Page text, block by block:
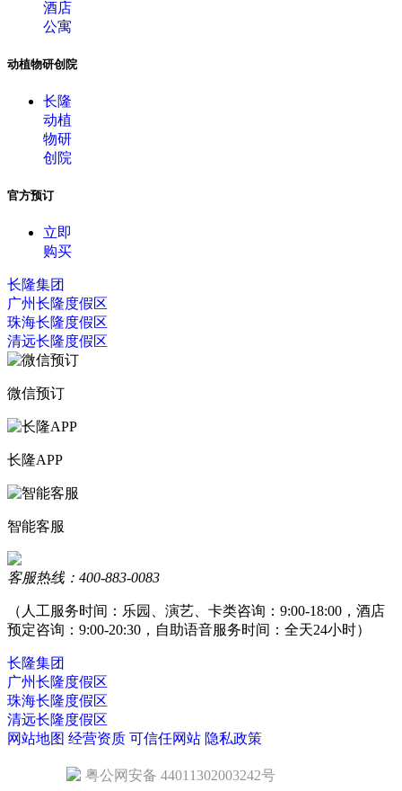
酒店
公寓
动植物研创院
长隆
动植
物研
创院
官方预订
立即
购买
长隆集团
广州长隆度假区
珠海长隆度假区
清远长隆度假区
微信预订
长隆APP
智能客服
客服热线：400-883-0083
（人工服务时间：乐园、演艺、卡类咨询：9:00-18:00，酒店
预定咨询：9:00-20:30，自助语音服务时间：全天24小时）
长隆集团
广州长隆度假区
珠海长隆度假区
清远长隆度假区
网站地图 经营资质 可信任网站 隐私政策
粤公网安备 44011302003242号